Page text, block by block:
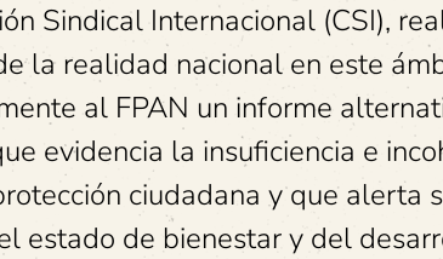
Sindical Internacional (CSI),
la realidad nacional en este
al FPAN un informe
evidencia la insuficiencia e
ciudadana y que alerta
estado de bienestar y del